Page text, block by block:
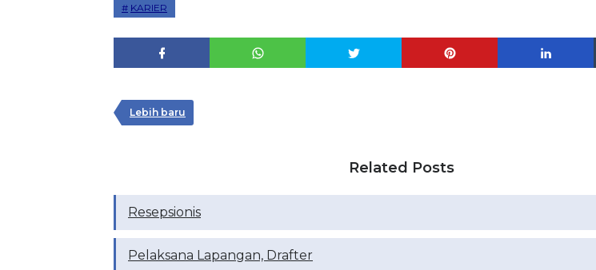
KARIER
Lebih baru
Related Posts
Resepsionis
Pelaksana Lapangan, Drafter